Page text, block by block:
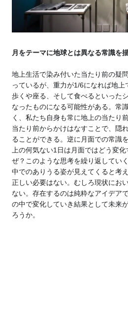
月をテーマに地球とは異なる常識を
地上生活で染み付いた当たり前の疑
っているが、重力が1/6になれば地
歩くや座る、そして食べるといった
なったものになる可能性がある。常
く、私たち自身も常に地上の当たり
当たり前からかけはなすことで、隠
ることができる。 逆に月面での常識
上の何気ない1日は月面ではどう変
ぜ？このような思考を繰り返してい
中でのありうる姿が見えてくると考
正しい必要はない。むしろ現状にお
ない。存在するのは純粋なアイデア
の中で変化していき結果として未来
ろうか。